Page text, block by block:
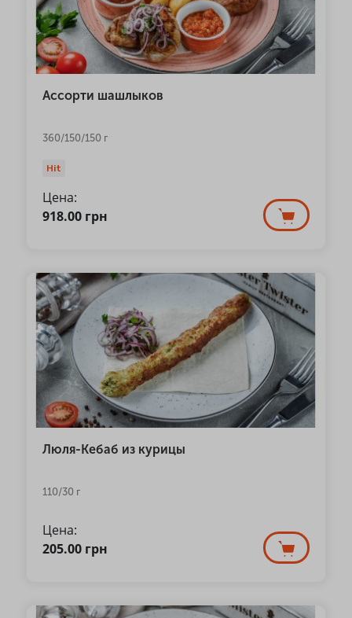
Ассорти шашлыков
360/150/150 г
Hit
Цена:
918.00 грн
Люля-Кебаб из курицы
110/30 г
Цена:
205.00 грн